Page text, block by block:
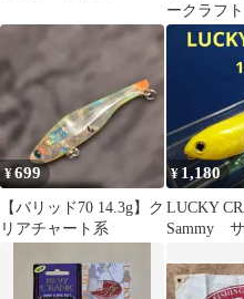
ークラフト
¥699
【バリッド70 14.3g】ク
リアチャート系
¥ 1,180
LUCKY
Sammy